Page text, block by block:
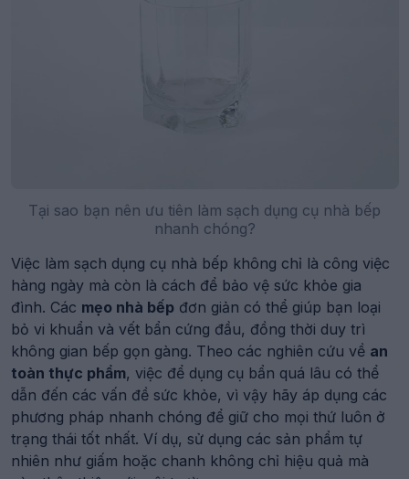
Tại sao bạn nên ưu tiên làm sạch dụng cụ nhà bếp
nhanh chóng?
Việc làm sạch dụng cụ nhà bếp không chỉ là công việc
hàng ngày mà còn là cách để bảo vệ sức khỏe gia
đình. Các mẹo nhà bếpđơn giản có thể giúp bạn loại
bỏ vi khuẩn và vết bẩn cứng đầu, đồng thời duy trì
không gian bếp gọn gàng. Theo các nghiên cứu về an
toàn thực phẩm, việc để dụng cụ bẩn quá lâu có thể
dẫn đến các vấn đề sức khỏe, vì vậy hãy áp dụng các
phương pháp nhanh chóng để giữ cho mọi thứ luôn ở
trạng thái tốt nhất. Ví dụ, sử dụng các sản phẩm tự
nhiên như giấm hoặc chanh không chỉ hiệu quả mà